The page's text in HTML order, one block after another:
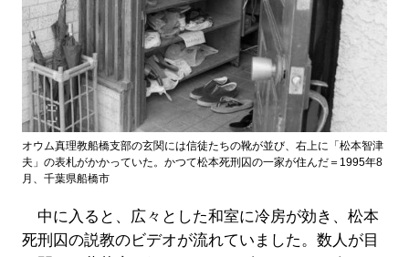
オウム真理教船橋支部の玄関には信徒たちの靴が並び、右上に「松本智津
夫」の表札がかかっていた。かつて松本死刑囚の一家が住んだ＝1995年8
月、千葉県船橋市
中に入ると、広々とした和室に冷房が効き、松本
死刑囚の説教のビデオが流れていました。数人が目